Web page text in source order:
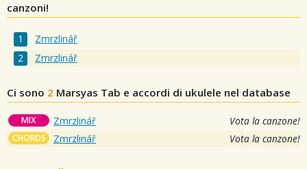
canzoni!
Zmrzlinář
Zmrzlinář
Ci sono 2 Marsyas Tab e accordi di ukulele nel database
MIX Zmrzlinář Vota la canzone!
CHORDS Zmrzlinář Vota la canzone!